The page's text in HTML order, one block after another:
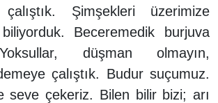
çalıştık. Şimşekleri üzerimize
Beceremedik burjuva
düşman olmayın,
çalıştık. Budur suçumuz.
seve çekeriz. Bilen bilir bizi; arı